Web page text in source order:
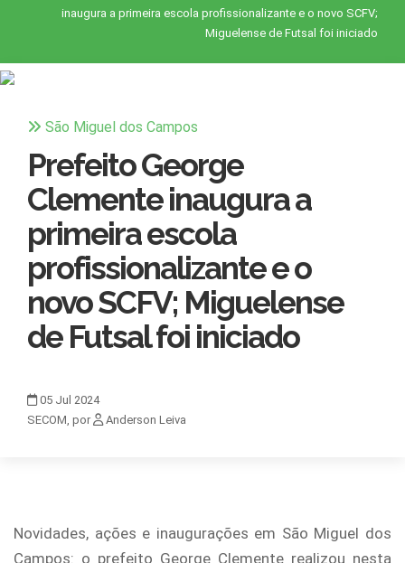
inaugura a primeira escola profissionalizante e o novo SCFV;
Miguelense de Futsal foi iniciado
São Miguel dos Campos
Prefeito George
Clemente inaugura a
primeira escola
profissionalizante e o
novo SCFV; Miguelense
de Futsal foi iniciado
05 Jul 2024
SECOM, por
Anderson Leiva
Novidades, ações e inaugurações em São Miguel dos
Campos: o prefeito George Clemente realizou nesta